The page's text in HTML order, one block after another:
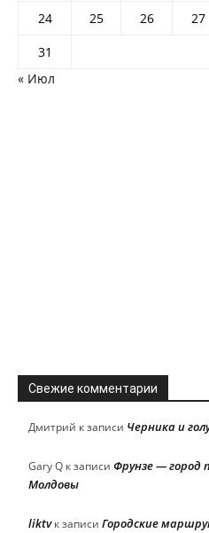
24 25 26 27
31
« Июл
Свежие комментарии
Дмитрий к записи Черника и
Gary Q к записи Фрунзе — город
Молдовы
liktvк записи Городские